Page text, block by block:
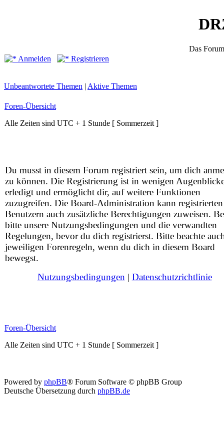
Das
Anmelden
Registrieren
Unbeantwortete Themen | Aktive Themen
Foren-Übersicht
Alle Zeiten sind UTC + 1 Stunde [ Sommerzeit ]
Du musst in diesem Forum registriert sein, um dich
zu können. Die Registrierung ist in wenigen
erledigt und ermöglicht dir, auf weitere Funktionen
zuzugreifen. Die Board-Administration kann registrierten
Benutzern auch zusätzliche Berechtigungen zuweisen.
bitte unsere Nutzungsbedingungen und die verwandten
Regelungen, bevor du dich registrierst. Bitte beachte
jeweiligen Forenregeln, wenn du dich in diesem Board
bewegst.
Nutzungsbedingungen | Datenschutzrichtlinie
Foren-Übersicht
Alle Zeiten sind UTC + 1 Stunde [ Sommerzeit ]
Powered by phpBB® Forum Software © phpBB Group
Deutsche Übersetzung durch phpBB.de